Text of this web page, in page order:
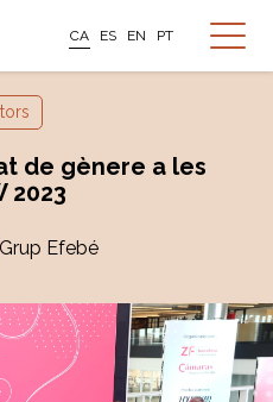
CA ES EN PT
de gènere a les
2023
Grup Efebé